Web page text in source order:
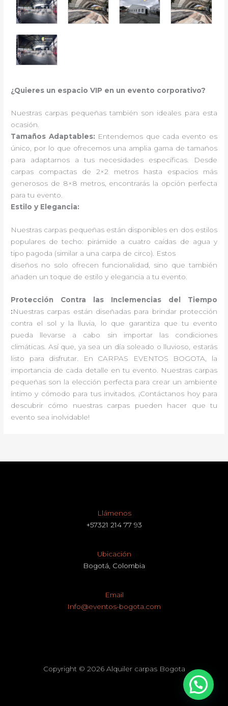
¿Quieres un espacio VIP en un evento corporativo?
Nuestras carpas pequeñas también son ideales para esta
ocasión.
Tamaños Adaptables: Entendemos que cada evento es
único, por lo que ofrecemos una amplia gama de tamaños
para adaptarnos a tus necesidades específicas. Desde
carpas compactas de 2×2 metros hasta espacios más
generosos de 8×8 metros, encontrarás la opción perfecta
para tu evento.
Estilo y Elegancia:
Nuestras carpas pequeñas están disponibles en dos estilos
populares de techo: pirámide a cuatro caídas de agua y
tipo pagoda (similar a una carpa de circo). Estos
diseños no solo ofrecen funcionalidad, sino que también
añaden un toque de estilo y elegancia a tu evento.
Protección Contra las Inclemencias del Tiempo
:Nuestras carpas están diseñadas para brindar protección
contra el sol y la lluvia, lo que garantiza que tu evento
pueda llevarse a cabo sin importar las condiciones
climáticas. Así que, ya sea un día soleado o lluvioso, estarás
listo para disfrutar. En CARPAS EVENTOS BOGOTA, la
importancia de cada detalle en tu evento. Nuestras carpas
pequeñas son la elección perfecta para crear un ambiente
íntimo y cómodo para tus invitados. ¡Contáctanos hoy para
descubrir cómo nuestras carpas pueden hacer que tu
evento sea inolvidable!
Llámenos
+57321 214 77 93
Ubicación
Bogotá, Colombia
Email
Info@eventos-bogota.com
Copyright © 2026 Alquiler carpas Bogota